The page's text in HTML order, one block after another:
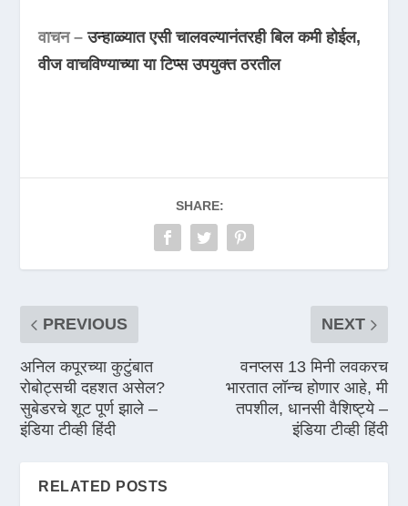
वाचन –उन्हाळ्यात एसी चालवल्यानंतरही बिल कमी होईल,
वीज वाचविण्याच्या या टिप्स उपयुक्त ठरतील
SHARE:
PREVIOUS
अनिल कपूरच्या कुटुंबात
रोबोट्सची दहशत असेल?
सुबेडरचे शूट पूर्ण झाले –
इंडिया टीव्ही हिंदी
NEXT
वनप्लस 13 मिनी लवकरच
भारतात लॉन्च होणार आहे, मी
तपशील, धानसी वैशिष्ट्ये –
इंडिया टीव्ही हिंदी
RELATED POSTS